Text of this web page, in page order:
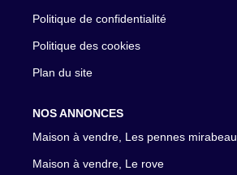
Politique de confidentialité
Politique des cookies
Plan du site
NOS ANNONCES
Maison à vendre, Les pennes mirabeau
Maison à vendre, Le rove